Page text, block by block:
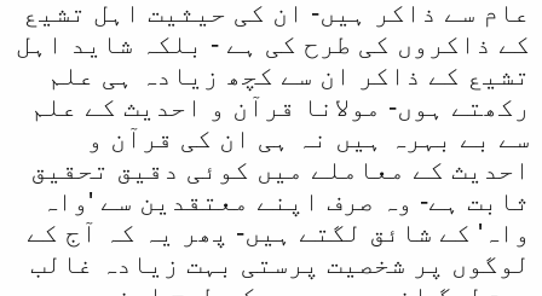
عام سے ذاکر ہیں- ان کی حیثیت اہل تشیع
کے ذاکروں کی طرح کی ہے - بلکہ شاید اہل
تشیع کے ذاکر ان سے کچھ زیادہ ہی علم
رکھتے ہوں- مولانا قرآن و احدیث کے علم
سے بے بہرہ ہیں نہ ہی ان کی قرآن و
احدیث کے معاملے میں کوئی دقیق تحقیق
ثابت ہے- وہ صرف اپنے معتقدین سے 'واہ
واہ' کے شائق لگتے ہیں- پھر یہ کہ آج کے
لوگوں پر شخصیت پرستی بہت زیادہ غالب